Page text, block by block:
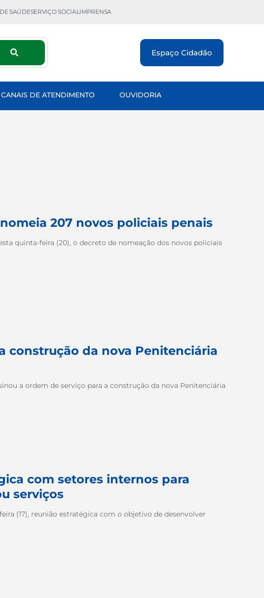
SAÚDESERVIÇO SOCIALIMPRENSA
Espaço Cidadão
CANAIS DE ATENDIMENTO OUVIDORIA
207 novos policiais penais
quinta-feira (20), o decreto de nomeação dos novos policiais
construção da nova Penitenciária
a ordem de serviço para a construção da nova Penitenciária
com setores internos para
serviços
(17), reunião estratégica com o objetivo de desenvolver